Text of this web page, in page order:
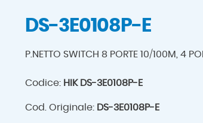
DS-3E0108P-E
P.NETTO SWITCH 8 PORTE 10/100M, 4
Codice: HIK DS-3E0108P-E
Cod. Originale: DS-3E0108P-E